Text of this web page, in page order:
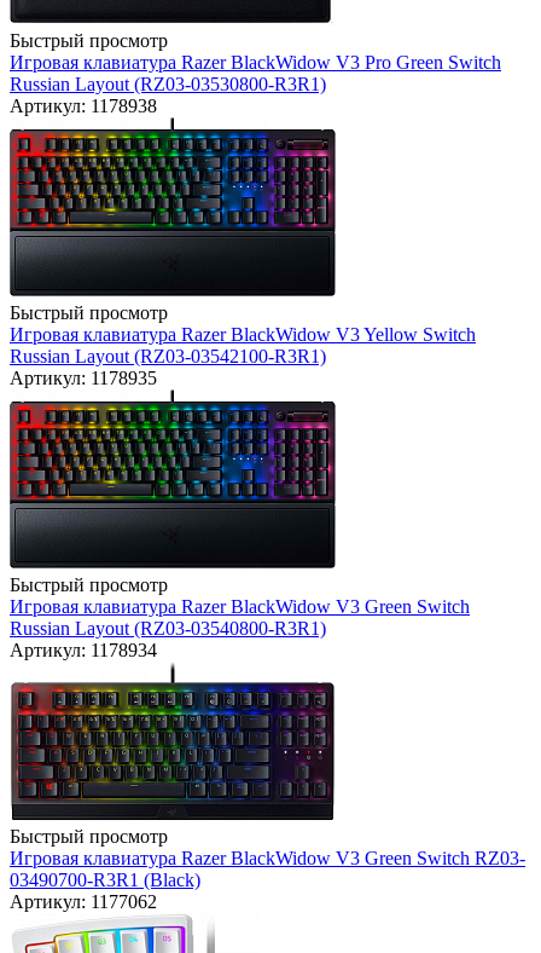
Быстрый просмотр
Игровая клавиатура Razer BlackWidow V3 Pro Green Switch
Russian Layout (RZ03-03530800-R3R1)
Артикул: 1178938
Быстрый просмотр
Игровая клавиатура Razer BlackWidow V3 Yellow Switch
Russian Layout (RZ03-03542100-R3R1)
Артикул: 1178935
Быстрый просмотр
Игровая клавиатура Razer BlackWidow V3 Green Switch
Russian Layout (RZ03-03540800-R3R1)
Артикул: 1178934
Быстрый просмотр
Игровая клавиатура Razer BlackWidow V3 Green Switch RZ03-
03490700-R3R1 (Black)
Артикул: 1177062